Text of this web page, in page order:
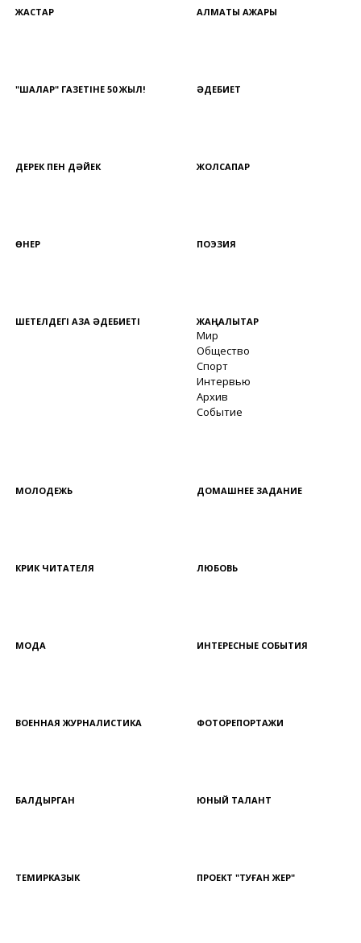
ЖАСТАР АЛМАТЫ АЖАРЫ
"ШАЛҚАР" ГАЗЕТІНЕ 50 ЖЫЛ! ӘДЕБИЕТ
ДЕРЕК ПЕН ДӘЙЕК ЖОЛСАПАР
ӨНЕР ПОЭЗИЯ
ШЕТЕЛДЕГІ ҚАЗАҚ ӘДЕБИЕТІ ЖАҢАЛЫҚТАР
Мир
Общество
Спорт
Интервью
Архив
Событие
МОЛОДЕЖЬ ДОМАШНЕЕ ЗАДАНИЕ
КРИК ЧИТАТЕЛЯ ЛЮБОВЬ
МОДА ИНТЕРЕСНЫЕ СОБЫТИЯ
ВОЕННАЯ ЖУРНАЛИСТИКА ФОТОРЕПОРТАЖИ
БАЛДЫРГАН ЮНЫЙ ТАЛАНТ
ТЕМИРКАЗЫК ПРОЕКТ "ТУҒАН ЖЕР"